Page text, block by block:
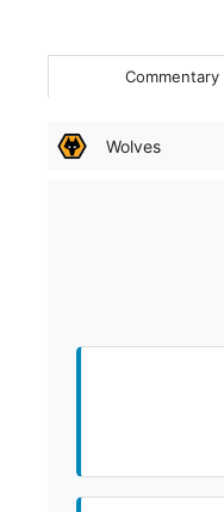
Commentary
Wolves